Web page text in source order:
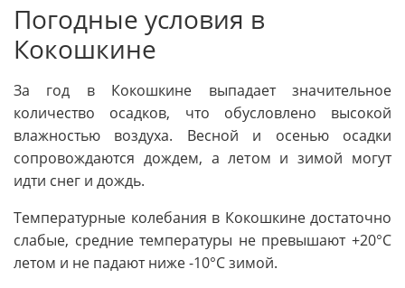
Погодные условия в
Кокошкине
За год в Кокошкине выпадает значительное
количество осадков, что обусловлено высокой
влажностью воздуха. Весной и осенью осадки
сопровождаются дождем, а летом и зимой могут
идти снег и дождь.
Температурные колебания в Кокошкине достаточно
слабые, средние температуры не превышают +20°C
летом и не падают ниже -10°C зимой.